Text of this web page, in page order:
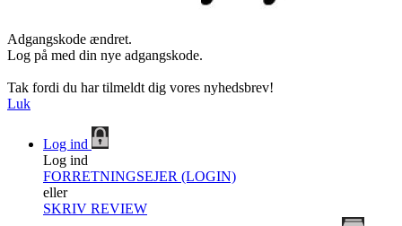
Adgangskode ændret.
Log på med din nye adgangskode.
Tak fordi du har tilmeldt dig vores nyhedsbrev!
Luk
Log ind
Log ind
FORRETNINGSEJER (LOGIN)
eller
SKRIV REVIEW